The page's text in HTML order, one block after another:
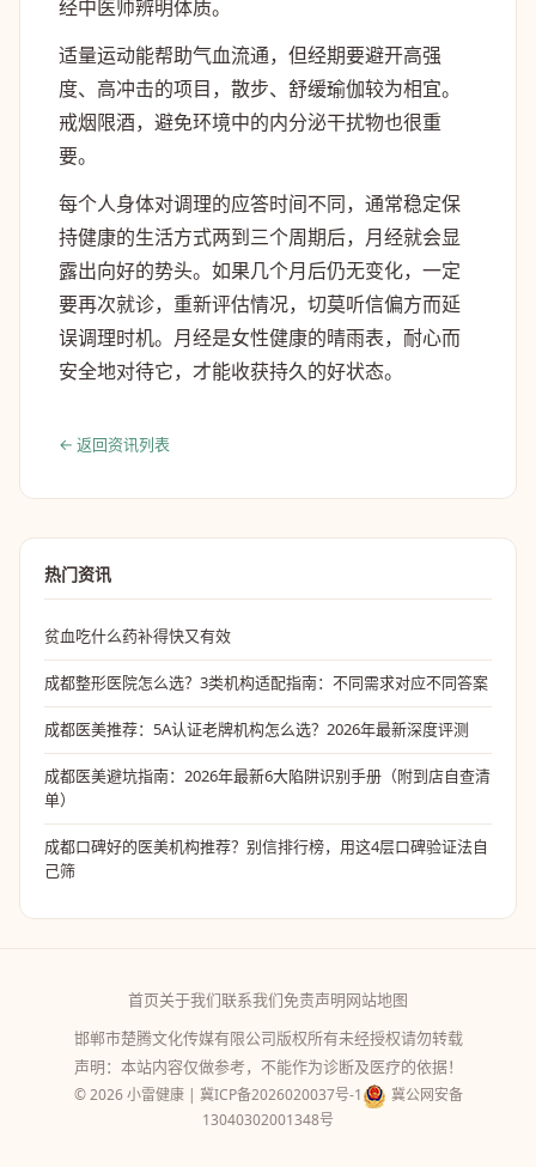
经中医师辨明体质。
适量运动能帮助气血流通，但经期要避开高强
度、高冲击的项目，散步、舒缓瑜伽较为相宜。
戒烟限酒，避免环境中的内分泌干扰物也很重
要。
每个人身体对调理的应答时间不同，通常稳定保
持健康的生活方式两到三个周期后，月经就会显
露出向好的势头。如果几个月后仍无变化，一定
要再次就诊，重新评估情况，切莫听信偏方而延
误调理时机。月经是女性健康的晴雨表，耐心而
安全地对待它，才能收获持久的好状态。
← 返回资讯列表
热门资讯
贫血吃什么药补得快又有效
成都整形医院怎么选？3类机构适配指南：不同需求对应不同答案
成都医美推荐：5A认证老牌机构怎么选？2026年最新深度评测
成都医美避坑指南：2026年最新6大陷阱识别手册（附到店自查清
单）
成都口碑好的医美机构推荐？别信排行榜，用这4层口碑验证法自
己筛
首页关于我们联系我们免责声明网站地图
邯郸市楚腾文化传媒有限公司版权所有未经授权请勿转载
声明：本站内容仅做参考，不能作为诊断及医疗的依据！
© 2026 小雷健康 | 冀ICP备2026020037号-1
冀公网安备
13040302001348号